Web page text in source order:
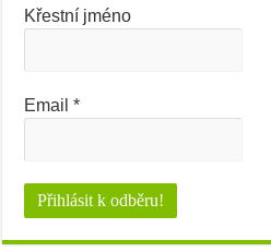
Křestní jméno
Email*